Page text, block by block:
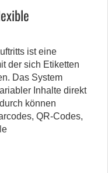
ist eine
der sich Etiketten
Das System
Inhalte direkt
können
QR-Codes,